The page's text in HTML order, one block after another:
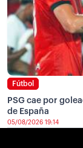
Fútbol
PSG cae por
de España
05/08/2026 19:14